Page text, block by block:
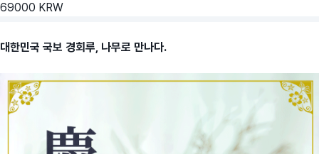
69000 KRW
대한민국 국보 경회루, 나무로 만나다.